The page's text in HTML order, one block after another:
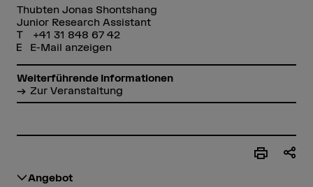
Thubten Jonas Shontshang
Junior Research Assistant
+41 31 848 67 42
E-Mail anzeigen
Weiterführende Informationen
Zur Veranstaltung
Angebot